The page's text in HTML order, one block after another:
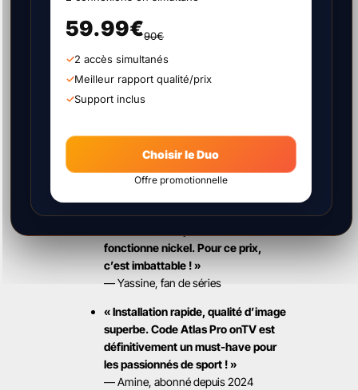
— Karim, utilisateur sur Smart TV
été ultra rapide et le choix des
chaînes est énorme. Parfait pour la
Ligue 1 ! »
« Je l’utilise sur mon Android TV et
lag, même en streaming HD. »
— Nicolas, utilisateur satisfait
fonctionne nickel. Pour ce prix,
c’est imbattable ! »
— Yassine, fan de séries
« Installation rapide, qualité d’image
superbe. Code Atlas Pro onTV est
définitivement un must-have pour
les passionnés de sport ! »
— Amine, abonné depuis 2024
59.99€90€
2 accès simultanés
Meilleur rapport qualité/prix
Support inclus
Choisir le Duo
Offre promotionnelle